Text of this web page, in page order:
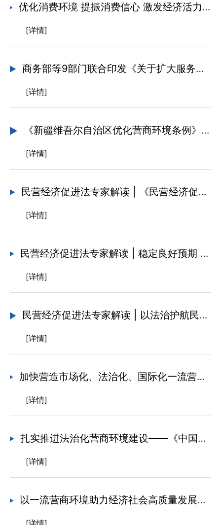
优化消费环境 提振消费信心 激发经济活力——五部门有关司局负责同志就《优化消费环境三年行动方案（2025—2027年）》解读
[详情]
商务部等9部门联合印发《关于扩大服务消费的若干政策措施》
[详情]
《新疆维吾尔自治区优化营商环境条例》宣传解读
[详情]
民营经济促进法专家解读 | 《民营经济促进法》的立法突破与制度创新
[详情]
民营经济促进法专家解读 | 稳定良好预期 释放发展潜力 为民营经济的健康发展提供法律保障
[详情]
民营经济促进法专家解读 | 以法治护航民营经济高质量发展
[详情]
加快营造市场化、法治化、国际化一流营商环境——《中国营商环境发展报告（2025）》专家解读文章之三
[详情]
扎实推进法治化营商环境建设——《中国营商环境发展报告（2025）》专家解读文章之一
[详情]
以一流营商环境助力经济社会高质量发展——《中国营商环境发展报告（2025）》专家解读文章之二
[详情]